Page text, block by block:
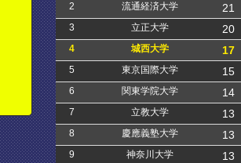
2 流通経済大学 21
3 立正大学 20
4 城西大学 17
5 東京国際大学 15
6 関東学院大学 14
7 立教大学 13
8 慶應義塾大学 13
9 神奈川大学 13